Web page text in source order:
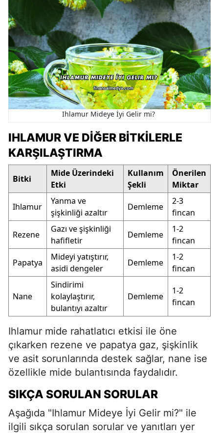
Ihlamur Mideye İyi Gelir mi?
IHLAMUR VE DIĞER BITKILERLE
KARŞILAŞTIRMA
Bitki
Mide Üzerindeki
Etki
Kullanım
Şekli
Önerilen
Miktar
Ihlamur
Yanma ve
şişkinliği azaltır
Demleme
2-3
fincan
Rezene
Gazı ve şişkinliği
hafifletir
Demleme
1-2
fincan
Papatya
Mideyi yatıştırır,
asidi dengeler
Demleme
1-2
fincan
Nane
Sindirimi
kolaylaştırır,
bulantıyı azaltır
Demleme
1-2
fincan
Ihlamur mide rahatlatıcı etkisi ile öne
çıkarken rezene ve papatya gaz, şişkinlik
ve asit sorunlarında destek sağlar, nane ise
özellikle mide bulantısında faydalıdır.
SIKÇA SORULAN SORULAR
Aşağıda "Ihlamur Mideye İyi Gelir mi?" ile
ilgili sıkça sorulan sorular ve yanıtları yer